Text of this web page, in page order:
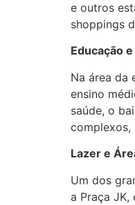
e outros
shoppings
Educação
Na área da
ensino
saúde, o
complexos,
Lazer e
Um dos
a Praça JK,